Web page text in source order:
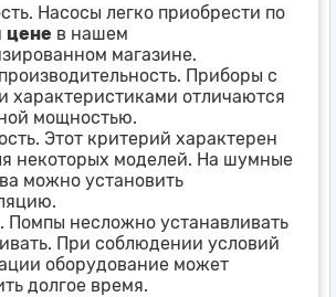
Насосы легко приобрести по
цене в нашем
магазине.
Приборы с
характеристиками отличаются
мощностью.
Этот критерий характерен
некоторых моделей. На шумные
можно установить
Помпы несложно устанавливать
При соблюдении условий
оборудование может
долгое время.